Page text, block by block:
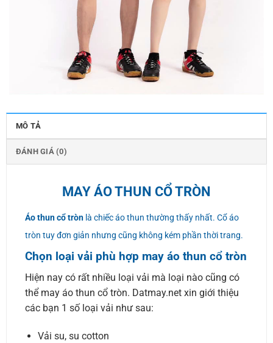
MÔ TẢ
ĐÁNH GIÁ (0)
MAY ÁO THUN CỔ TRÒN
Áo thun cổ trònlà chiếc áo thun thường thấy nhất. Cổ áo
tròn tuy đơn giản nhưng cũng không kém phần thời trang.
Chọn loại vải phù hợp may áo thun cổ tròn
Hiện nay có rất nhiều loại vải mà loại nào cũng có
thể may áo thun cổ tròn. Datmay.net xin giới thiệu
các bạn 1 số loại vải như sau:
Vải su, su cotton